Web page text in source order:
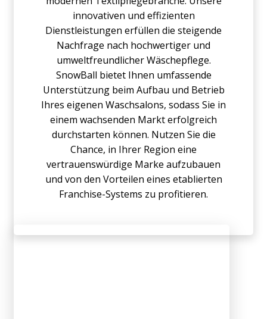
innovativen und effizienten
Dienstleistungen erfüllen die steigende
Nachfrage nach hochwertiger und
umweltfreundlicher Wäschepflege.
SnowBall bietet Ihnen umfassende
Unterstützung beim Aufbau und Betrieb
Ihres eigenen Waschsalons, sodass Sie in
einem wachsenden Markt erfolgreich
durchstarten können. Nutzen Sie die
Chance, in Ihrer Region eine
vertrauenswürdige Marke aufzubauen
und von den Vorteilen eines etablierten
Franchise-Systems zu profitieren.